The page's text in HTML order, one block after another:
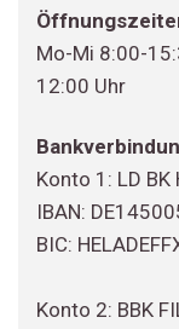
Mo-Mi 8:00-
12:00 Uhr
Konto 1: LD BK
IBAN:
BIC:
Konto 2: BBK